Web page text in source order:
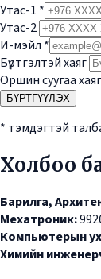
Утас-1 *
Утас-2
И-мэйл *
Бүртгэлтэй хаяг
Оршин суугаа хаяг
БҮРТГҮҮЛЭХ
* тэмдэгтэй
Холбоо
Барилга,
Мехатроник:
Компьютерын
Химийн